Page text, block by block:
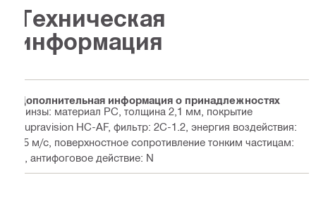
Техническая
информация
Дополнительная информация о принадлежностях
Линзы: материал PC, толщина 2,1 мм, покрытие
Supravision HC-AF, фильтр: 2C-1.2, энергия воздействия:
45 м/с, поверхностное сопротивление тонким частицам:
K, антифоговое действие: N